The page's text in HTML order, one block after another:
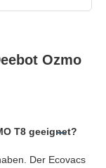
Ozmo
T8 geeignet?
Der Ecovacs